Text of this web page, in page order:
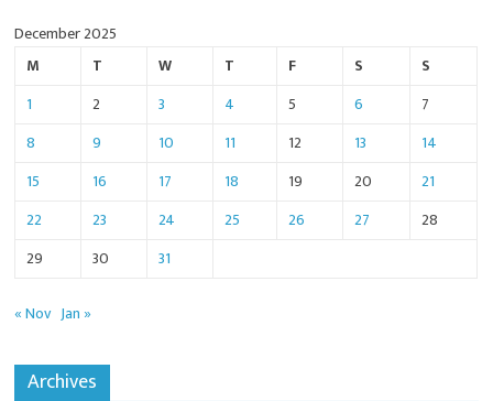
December 2025
M
T W T F S
S
1
2 3 4 5 6
7
8
9 10 11 12 13
14
15
16 17 18 19 20
21
22
23 24 25 26 27
28
29
30 31
« Nov Jan »
Archives